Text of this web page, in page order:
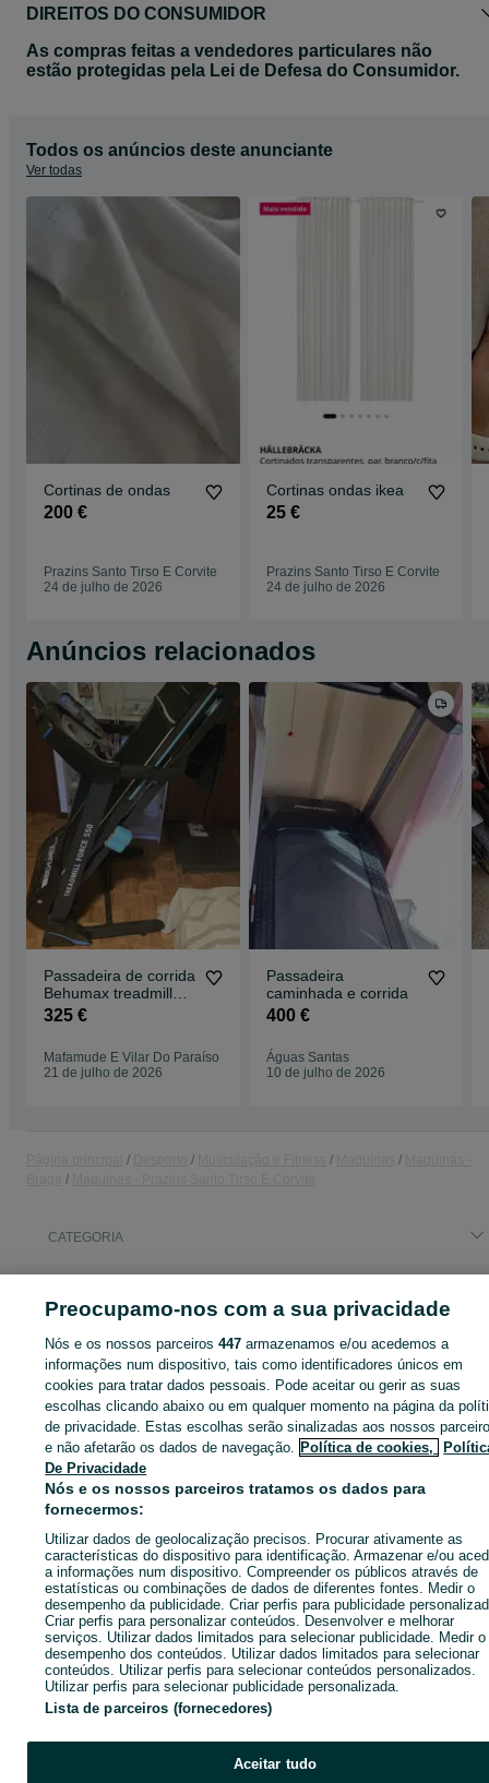
DIREITOS DO CONSUMIDOR
As compras feitas a vendedores particulares não
estão protegidas pela Lei de Defesa do Consumidor.
Todos os anúncios deste anunciante
Ver todas
Cortinas de ondas
200 €
Prazins Santo Tirso E Corvite
24 de julho de 2026
Cortinas ondas ikea
25 €
Prazins Santo Tirso E Corvite
24 de julho de 2026
Anúncios relacionados
Passadeira de corrida
Behumax treadmill
force 550
325 €
Mafamude E Vilar Do Paraíso
21 de julho de 2026
Passadeira
caminhada e corrida
400 €
Águas Santas
10 de julho de 2026
CATEGORIA
Entra na tua conta OLX ou cria uma nova para contactares
anunciante
Entrar ou criar conta
Enviar mensagem
Preocupamo-nos com a sua privacidade
Nós e os nossos parceiros447 armazenamos e/ou acedemos a
informações num dispositivo, tais como identificadores únicos em
cookies para tratar dados pessoais. Pode aceitar ou gerir as suas
escolhas clicando abaixo ou em qualquer momento na página da
de privacidade. Estas escolhas serão sinalizadas aos nossos
e não afetarão os dados de navegação. Política de cookies,
De Privacidade
Nós e os nossos parceiros tratamos os dados para
fornecermos:
Utilizar dados de geolocalização precisos. Procurar ativamente as
características do dispositivo para identificação. Armazenar e/ou
a informações num dispositivo. Compreender os públicos através de
estatísticas ou combinações de dados de diferentes fontes. Medir o
desempenho da publicidade. Criar perfis para publicidade
Criar perfis para personalizar conteúdos. Desenvolver e melhorar
serviços. Utilizar dados limitados para selecionar publicidade. Medir o
desempenho dos conteúdos. Utilizar dados limitados para selecionar
conteúdos. Utilizar perfis para selecionar conteúdos personalizados.
Utilizar perfis para selecionar publicidade personalizada.
Lista de parceiros (fornecedores)
Aceitar tudo